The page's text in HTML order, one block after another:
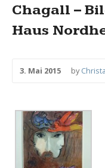
Chagall –
Haus
3. Mai 2015 by